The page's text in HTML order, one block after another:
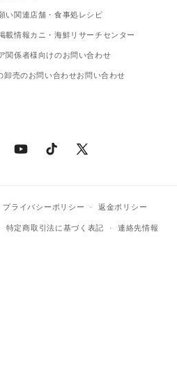
い関連店舗・食事処レシピ
載情報カニ・海鮮リサーチセンター
関係者様向けのお問い合わせ
卸売のお問い合わせお問い合わせ
YouTubeTikTok
X
プライバシーポリシー 返金ポリシー
特定商取引法に基づく表記 連絡先情報